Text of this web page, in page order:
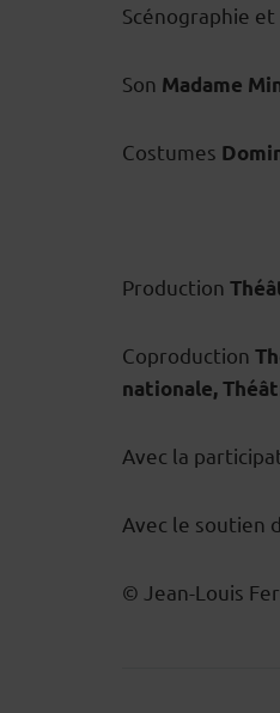
Scénographie
Son Madame
Costumes
Production
Coproduction
nationale,
Avec la
Avec le soutien
© Jean-Louis